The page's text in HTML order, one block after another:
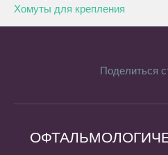
Хомуты для крепления
Поделиться